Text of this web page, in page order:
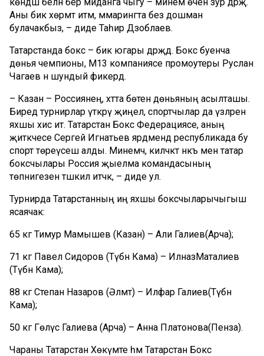
Аны бик хөрмәт итәм, әммарингта без дошман
булачакбыз, – диде Таһир Дзоблаев.
Татарстанда бокс – бик югары дәрәҗәдә. Бокс буенча
дөнья чемпионы, М13 компаниясе промоутеры Руслан
Чагаев әнә шундый фикердә.
– Казан – Россиянең, хәтта бөтен дөньяның асылташы.
Биредәтурнирлар үткәрү җиңел, спортчылар да үзләрен
яхшы хис итә. Татарстан Бокс Федерациясе, аның
җитәкчесе Сергей Игнатьев ярдәмендә республикада бу
спорттөреүсеш алды. Минемчә, киләчәктә нәкъ менәтатар
боксчылары Россия җыелма командасының
төпнигезен тәшкил итәчәк, – диде ул.
Турнирда Татарстанның иң яхшы боксчыларычыгыш
ясаячак:
65 кг Тимур Мамышев (Казан) – Али Галиев(Арча);
71 кг Павел Сидоров (Түбән Кама) – ИлназМаталиев
(Түбән Кама);
88 кг Степан Назаров (Әлмәт) – Илфар Галиев(Түбән
Кама);
50 кг Гөлүсә Галиева (Арча) – Анна Платонова(Пенза).
Чараны Татарстан Хөкүмәте һәм Татарстан Бокс